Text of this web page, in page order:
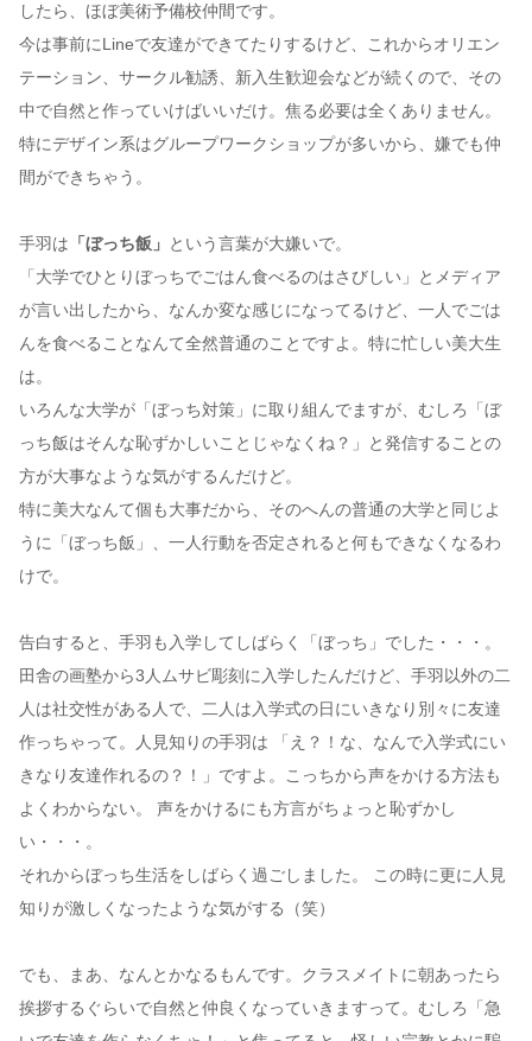
したら、ほぼ美術予備校仲間です。
今は事前にLineで友達ができてたりするけど、これからオリエン
テーション、サークル勧誘、新入生歓迎会などが続くので、その
中で自然と作っていけばいいだけ。焦る必要は全くありません。
特にデザイン系はグループワークショップが多いから、嫌でも仲
間ができちゃう。
手羽は 「ぼっち飯」 という言葉が大嫌いで。
「大学でひとりぼっちでごはん食べるのはさびしい」とメディア
が言い出したから、なんか変な感じになってるけど、一人でごは
んを食べることなんて全然普通のことですよ。特に忙しい美大生
は。
いろんな大学が「ぼっち対策」に取り組んでますが、むしろ「ぼ
っち飯はそんな恥ずかしいことじゃなくね？」と発信することの
方が大事なような気がするんだけど。
特に美大なんて個も大事だから、そのへんの普通の大学と同じよ
うに「ぼっち飯」、一人行動を否定されると何もできなくなるわ
けで。
告白すると、手羽も入学してしばらく「ぼっち」でした・・・。
田舎の画塾から3人ムサビ彫刻に入学したんだけど、手羽以外の二
人は社交性がある人で、二人は入学式の日にいきなり別々に友達
作っちゃって。人見知りの手羽は 「え？！な、なんで入学式にい
きなり友達作れるの？！」ですよ。こっちから声をかける方法も
よくわからない。 声をかけるにも方言がちょっと恥ずかし
い・・・。
それからぼっち生活をしばらく過ごしました。 この時に更に人見
知りが激しくなったような気がする（笑）
でも、まあ、なんとかなるもんです。クラスメイトに朝あったら
挨拶するぐらいで自然と仲良くなっていきますって。むしろ「急